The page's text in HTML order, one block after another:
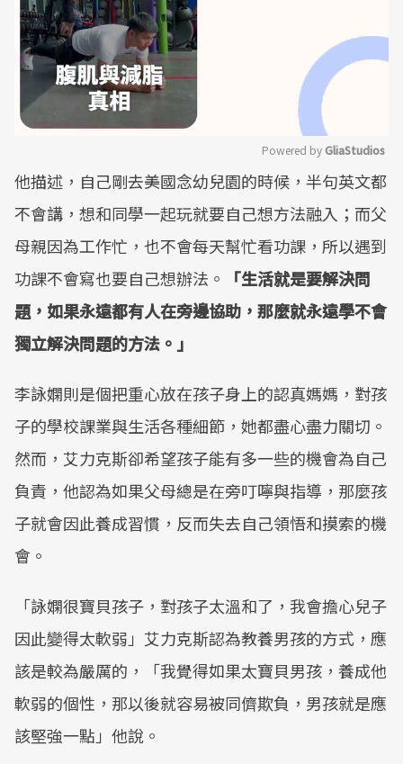
Mute
Powered by GliaStudios
他描述，自己剛去美國念幼兒園的時候，半句英文都
不會講，想和同學一起玩就要自己想方法融入；而父
母親因為工作忙，也不會每天幫忙看功課，所以遇到
功課不會寫也要自己想辦法。
「生活就是要解決問
題，如果永遠都有人在旁邊協助，那麼就永遠學不會
獨立解決問題的方法。」
李詠嫻則是個把重心放在孩子身上的認真媽媽，對孩
子的學校課業與生活各種細節，她都盡心盡力關切。
然而，艾力克斯卻希望孩子能有多一些的機會為自己
負責，他認為如果父母總是在旁叮嚀與指導，那麼孩
子就會因此養成習慣，反而失去自己領悟和摸索的機
會。
「詠嫻很寶貝孩子，對孩子太溫和了，我會擔心兒子
因此變得太軟弱」艾力克斯認為教養男孩的方式，應
該是較為嚴厲的，「我覺得如果太寶貝男孩，養成他
軟弱的個性，那以後就容易被同儕欺負，男孩就是應
該堅強一點」他說。